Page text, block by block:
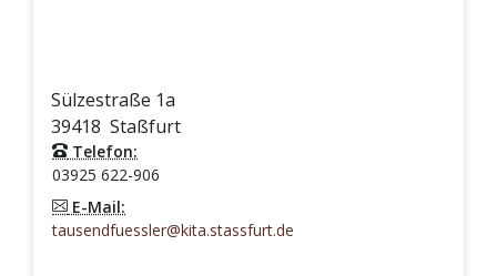
Sülzestraße 1a
39418 Staßfurt
Telefon:
03925 622-906
E-Mail:
tausendfuessler@kita.stassfurt.de